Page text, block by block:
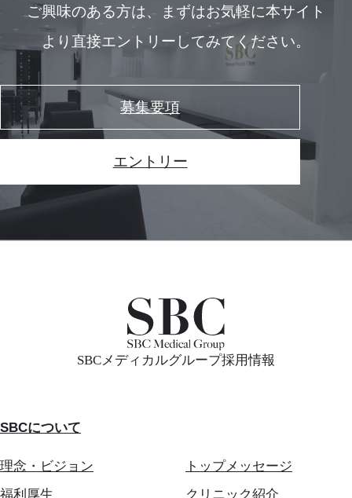
ご興味のある方は、
まずはお気軽に本サイト
より直接エントリーしてみてください。
募集要項
エントリー
SBCメディカルグループ採用情報
SBCについて
理念・ビジョン
トップメッセージ
福利厚生
クリニック紹介